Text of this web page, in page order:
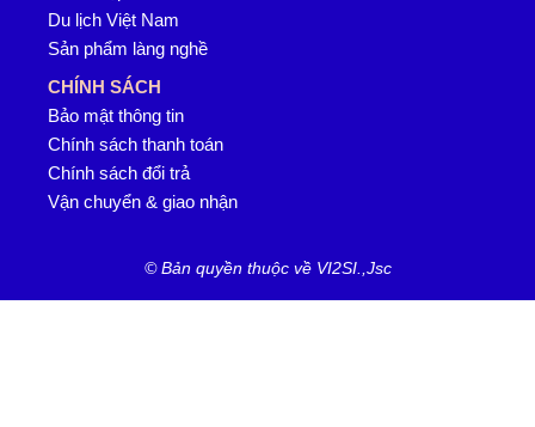
Du lịch Việt Nam
Sản phẩm làng nghề
CHÍNH SÁCH
Bảo mật thông tin
Chính sách thanh toán
Chính sách đổi trả
Vận chuyển & giao nhận
© Bản quyền thuộc về VI2SI.,Jsc